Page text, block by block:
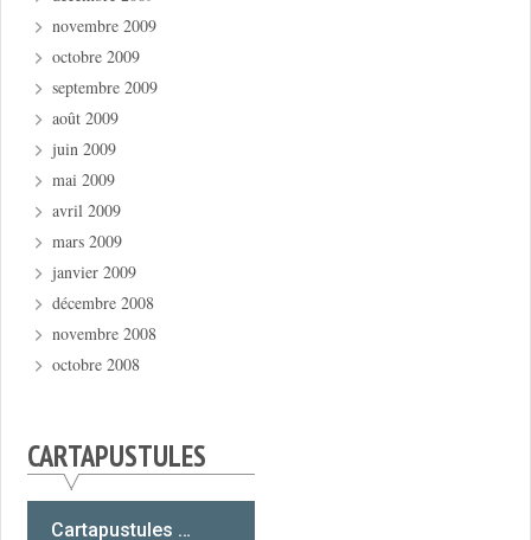
novembre 2009
octobre 2009
septembre 2009
août 2009
juin 2009
mai 2009
avril 2009
mars 2009
janvier 2009
décembre 2008
novembre 2008
octobre 2008
CARTAPUSTULES